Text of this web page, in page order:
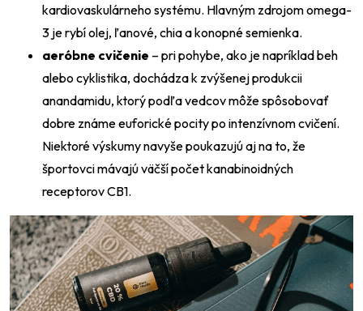
kardiovaskulárneho systému. Hlavným zdrojom omega-
3 je rybí olej, ľanové, chia a konopné semienka.
aeróbne cvičenie – pri pohybe, ako je napríklad beh
alebo cyklistika, dochádza k zvýšenej produkcii
anandamidu, ktorý podľa vedcov môže spôsobovať
dobre známe euforické pocity po intenzívnom cvičení.
Niektoré výskumy navyše poukazujú aj na to, že
športovci mávajú väčší počet kanabinoidných
receptorov CB1.